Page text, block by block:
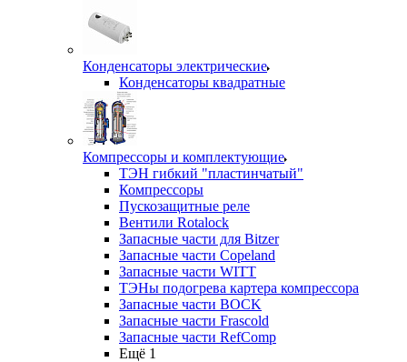
Конденсаторы электрические
Конденсаторы квадратные
Компрессоры и комплектующие
ТЭН гибкий "пластинчатый"
Компрессоры
Пускозащитные реле
Вентили Rotalock
Запасные части для Bitzer
Запасные части Copeland
Запасные части WITT
ТЭНы подогрева картера компрессора
Запасные части BOCK
Запасные части Frascold
Запасные части RefComp
Ещё 1